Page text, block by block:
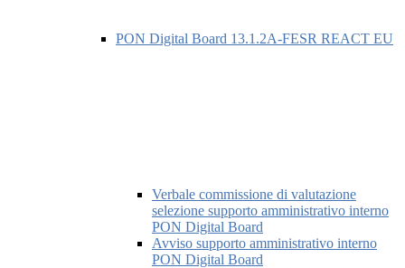
PON Digital Board 13.1.2A-FESR REACT EU
Verbale commissione di valutazione
selezione supporto amministrativo interno
PON Digital Board
Avviso supporto amministrativo interno
PON Digital Board